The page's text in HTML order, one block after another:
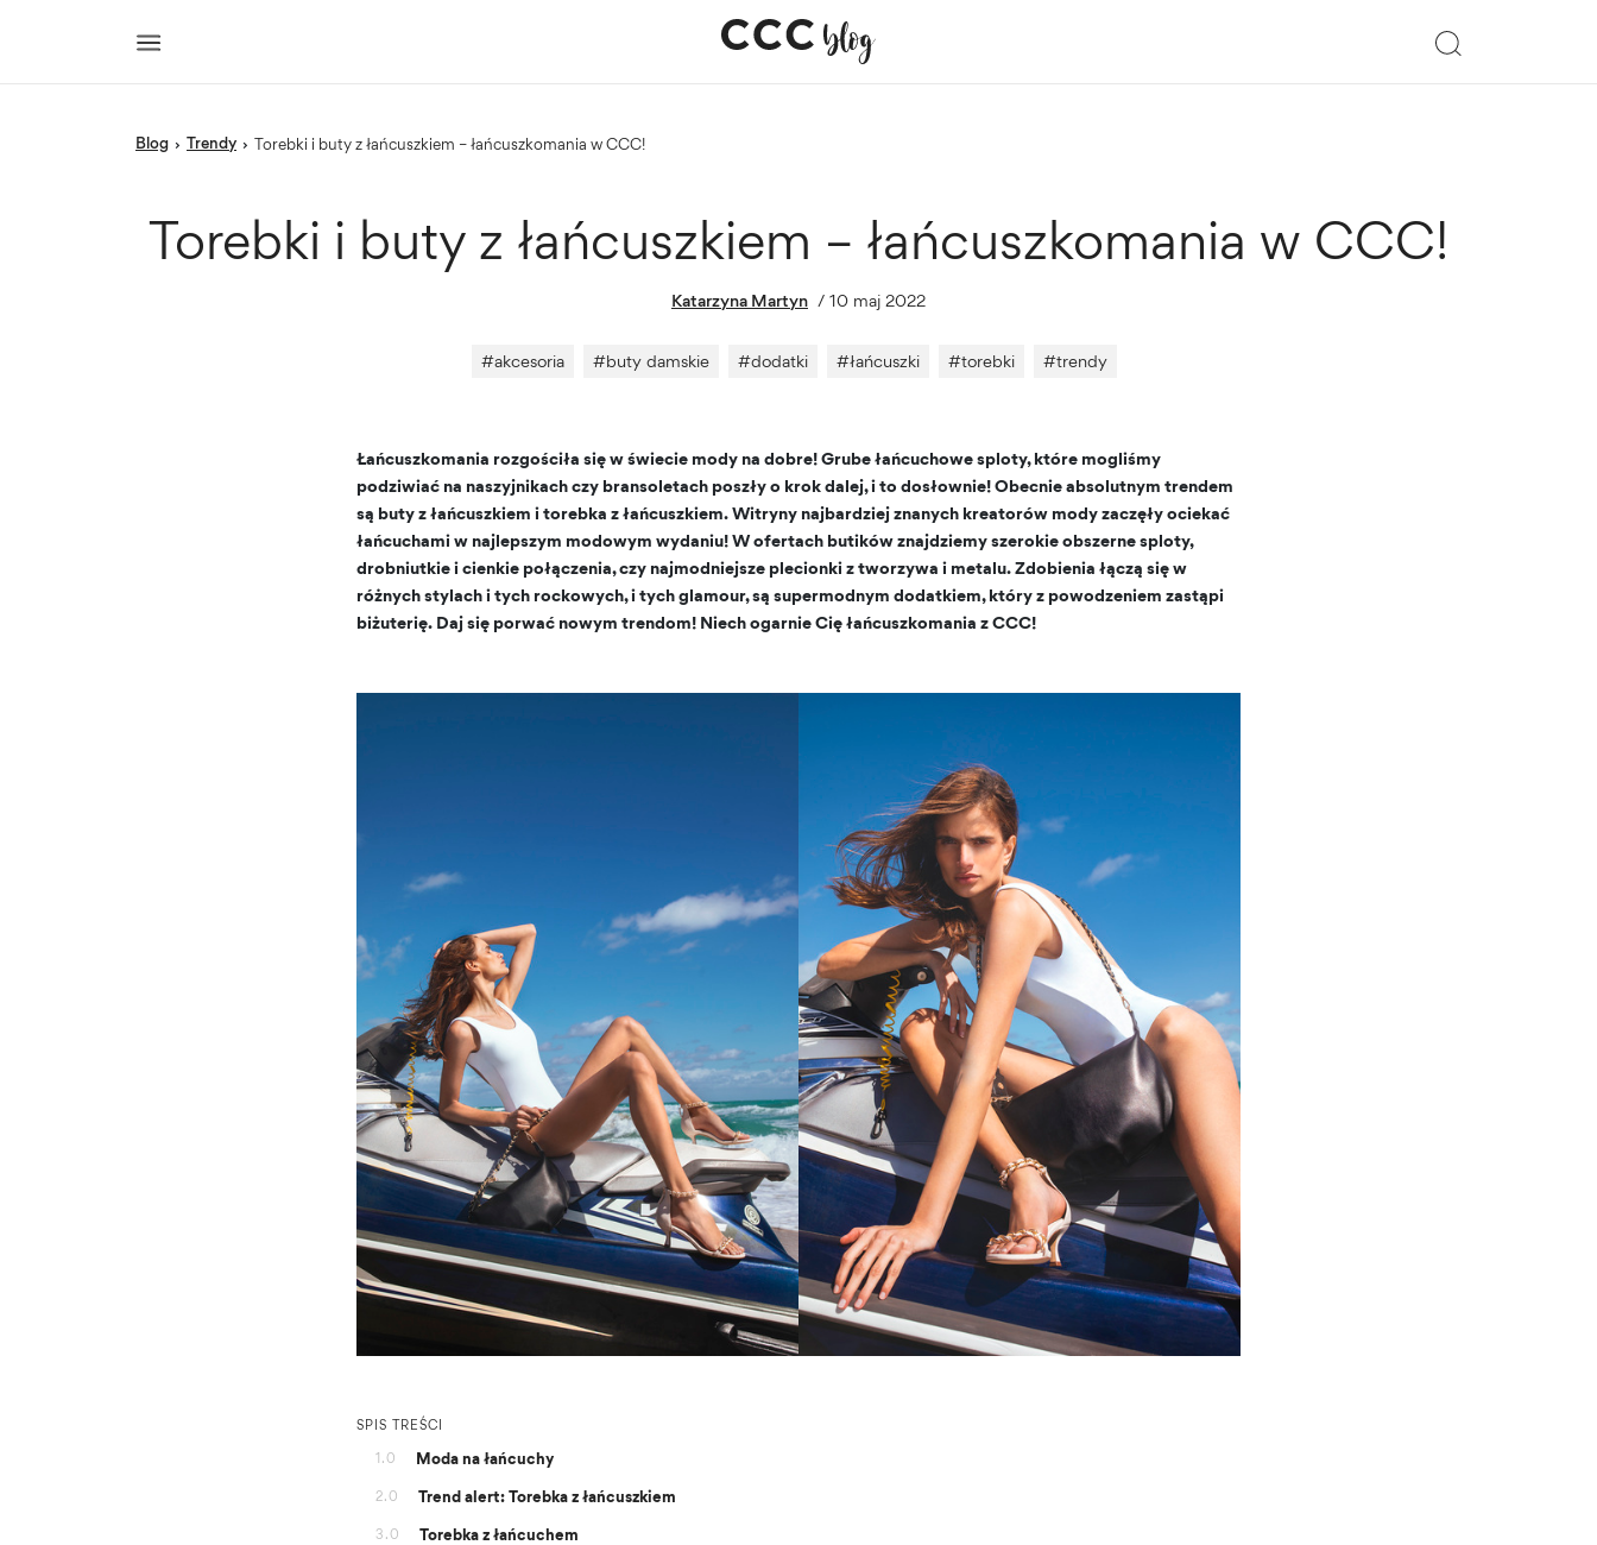
blog › trendy › Torebki i buty z łańcuszkiem – łańcuszkomania w CCC!
Torebki i buty z łańcuszkiem – łańcuszkomania w CCC!
Katarzyna Martyn / 10 maj 2022
#akcesoria #buty damskie #dodatki #łańcuszki #torebki #trendy
Łańcuszkomania rozgościła się w świecie mody na dobre! Grube łańcuchowe sploty, które mogliśmy
podziwiać na naszyjnikach czy bransoletach poszły o krok dalej, i to dosłownie! Obecnie absolutnym trendem
są buty z łańcuszkiem i torebka z łańcuszkiem. Witryny najbardziej znanych kreatorów mody zaczęły ociekać
łańcuchami w najlepszym modowym wydaniu! W ofertach butików znajdziemy szerokie obszerne sploty,
drobniutkie i cienkie połączenia, czy najmodniejsze plecionki z tworzywa i metalu. Zdobienia łączą się w
różnych stylach i tych rockowych, i tych glamour, są supermodnym dodatkiem, który z powodzeniem zastąpi
biżuterię. Daj się porwać nowym trendom! Niech ogarnie Cię łańcuszkomania z CCC!
SPIS TREŚCI
1.0
Moda na łańcuchy
2.0 Trend alert: Torebka z łańcuszkiem
3.0 Torebka z łańcuchem